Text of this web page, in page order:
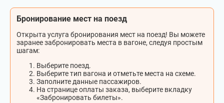
Бронирование мест на поезд
Открыта услуга бронирования мест на поезд! Вы можете
заранее забронировать места в вагоне, следуя простым
шагам:
Выберите поезд.
Выберите тип вагона и отметьте места на схеме.
Заполните данные пассажиров.
На странице оплаты заказа, выберите вкладку
«Забронировать билеты».